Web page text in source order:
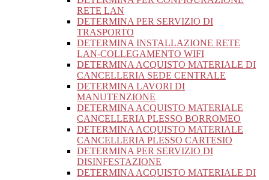
RETE LAN
DETERMINA PER SERVIZIO DI
TRASPORTO
DETERMINA INSTALLAZIONE RETE
LAN-COLLEGAMENTO WIFI
DETERMINA ACQUISTO MATERIALE DI
CANCELLERIA SEDE CENTRALE
DETERMINA LAVORI DI
MANUTENZIONE
DETERMINA ACQUISTO MATERIALE
CANCELLERIA PLESSO BORROMEO
DETERMINA ACQUISTO MATERIALE
CANCELLERIA PLESSO CARTESIO
DETERMINA PER SERVIZIO DI
DISINFESTAZIONE
DETERMINA ACQUISTO MATERIALE DI